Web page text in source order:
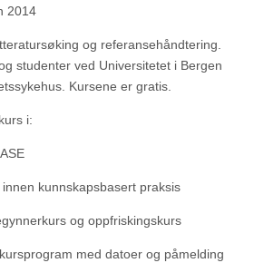
2014
og referansehåndtering.
studenter ved Universitetet i Bergen
Kursene er gratis.
i:
kunnskapsbasert praksis
og oppfriskingskurs
med datoer og påmelding